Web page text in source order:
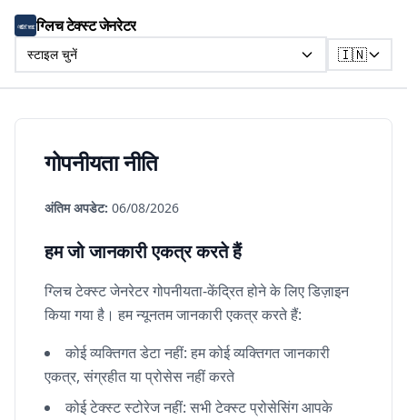
ग्लिच टेक्स्ट जेनरेटर
स्टाइल चुनें 🇮🇳
गोपनीयता नीति
अंतिम अपडेट: 06/08/2026
हम जो जानकारी एकत्र करते हैं
ग्लिच टेक्स्ट जेनरेटर गोपनीयता-केंद्रित होने के लिए डिज़ाइन
किया गया है। हम न्यूनतम जानकारी एकत्र करते हैं:
कोई व्यक्तिगत डेटा नहीं: हम कोई व्यक्तिगत जानकारी
एकत्र, संग्रहीत या प्रोसेस नहीं करते
कोई टेक्स्ट स्टोरेज नहीं: सभी टेक्स्ट प्रोसेसिंग आपके